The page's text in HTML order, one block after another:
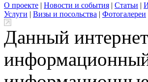
О проекте | Новости и события | Статьи |
Услуги | Визы и посольства | Фотогалереи
Данный